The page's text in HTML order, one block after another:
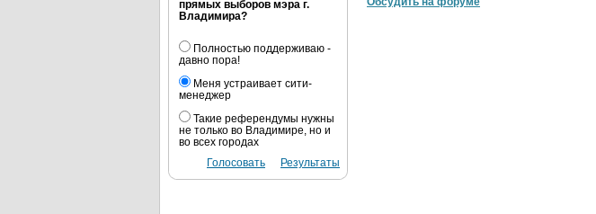
прямых выборов мэра г.
Владимира?
Полностью поддерживаю -
давно пора!
Меня устраивает сити-
менеджер
Такие референдумы нужны
не только во Владимире, но и
во всех городах
Результаты
Голосовать